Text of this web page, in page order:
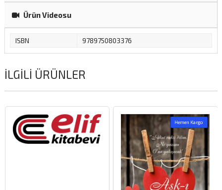
Ürün Videosu
ISBN 9789750803376
İLGILI ÜRÜNLER
Hemen Kargo